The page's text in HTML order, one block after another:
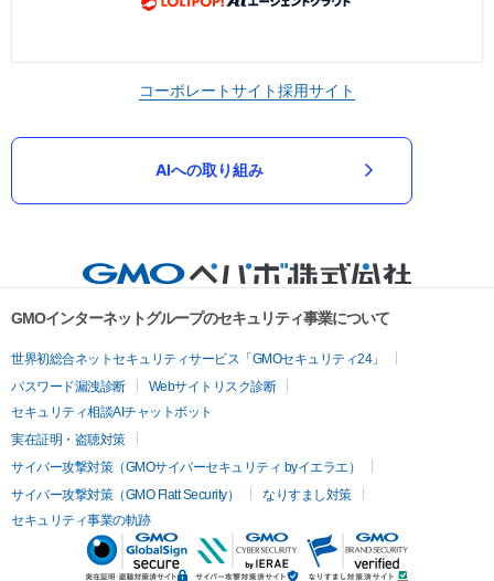
コーポレートサイト採用サイト
AIへの取り組み
GMOインターネットグループのセキュリティ事業について
世界初総合ネットセキュリティサービス「GMOセキュリティ24」
パスワード漏洩診断
Webサイトリスク診断
セキュリティ相談AIチャットボット
実在証明・盗聴対策
サイバー攻撃対策（GMOサイバーセキュリティ byイエラエ）
サイバー攻撃対策（GMO Flatt Security）
なりすまし対策
セキュリティ事業の軌跡